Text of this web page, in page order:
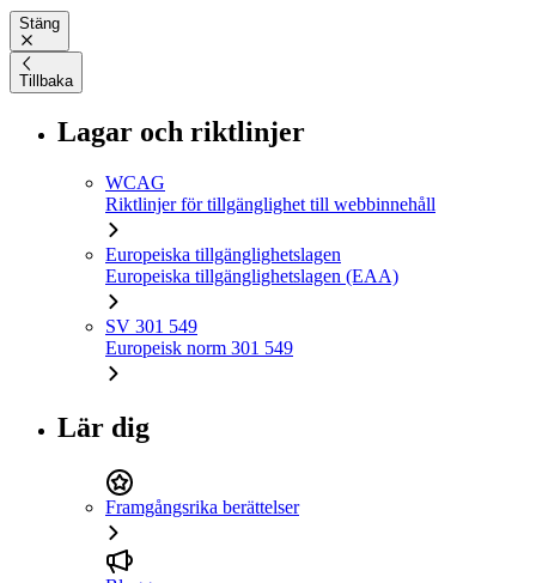
Stäng
Tillbaka
Lagar och riktlinjer
WCAG
Riktlinjer för tillgänglighet till webbinnehåll
Europeiska tillgänglighetslagen
Europeiska tillgänglighetslagen (EAA)
SV 301 549
Europeisk norm 301 549
Lär dig
Framgångsrika berättelser